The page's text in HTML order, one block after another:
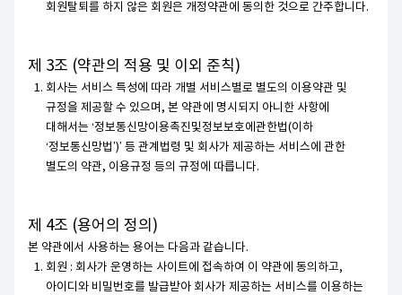
회원탈퇴를 하지 않은 회원은 개정약관에 동의한 것으로 간주합니다.
제 3조 (약관의 적용 및 이외 준칙)
회사는 서비스 특성에 따라 개별 서비스별로 별도의 이용약관 및
규정을 제공할 수 있으며, 본 약관에 명시되지 아니한 사항에
대해서는 ‘정보통신망이용촉진및정보보호에관한법(이하
‘정보통신망법’)’ 등 관계법령 및 회사가 제공하는 서비스에 관한
별도의 약관, 이용규정 등의 규정에 따릅니다.
제 4조 (용어의 정의)
본 약관에서 사용하는 용어는 다음과 같습니다.
회원 : 회사가 운영하는 사이트에 접속하여 이 약관에 동의하고,
아이디와 비밀번호를 발급받아 회사가 제공하는 서비스를 이용하는